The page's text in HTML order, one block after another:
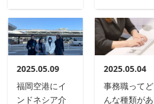
2025.05.09
福岡空港にイ
ンドネシア介
2025.05.04
事務職ってど
んな種類があ